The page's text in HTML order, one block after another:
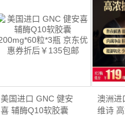
美国进口 GNC 健安
喜 辅酶Q10软胶囊
澳洲进
维诗